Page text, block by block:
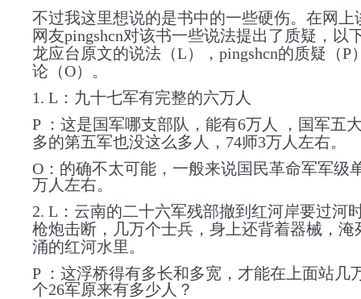
不过我这里想说的是书中的一些硬伤。在网上
网友pingshcn对该书一些说法提出了质疑，以
龙应台原文的说法（L），pingshcn的质疑（P
论（O）。
1. L：九十七军有完整的六万人
P ：这是国军哪支部队，能有6万人 ，国军五
多的第五军也没这么多人，74师3万人左右。
O：的确不太可能，一般来说国民革命军军级
万人左右。
2. L：云南的二十六军残部撤到红河岸要过河
枪炮击断，几万个士兵，身上还背着器械，淹
涌的红河水里。
P ：这浮桥得有多长和多宽，才能在上面站几
个26军原来有多少人？